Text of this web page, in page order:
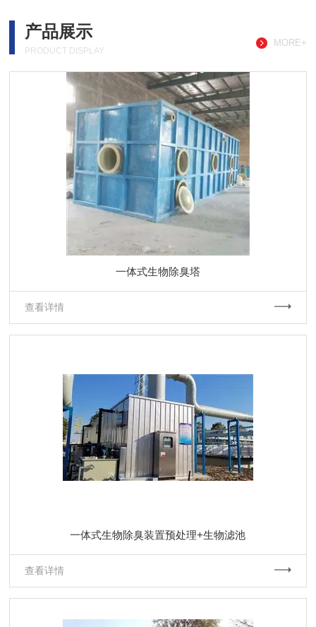
产品展示
PRODUCT DISPLAY
MORE+
一体式生物除臭塔
查看详情
一体式生物除臭装置预处理+生物滤池
查看详情